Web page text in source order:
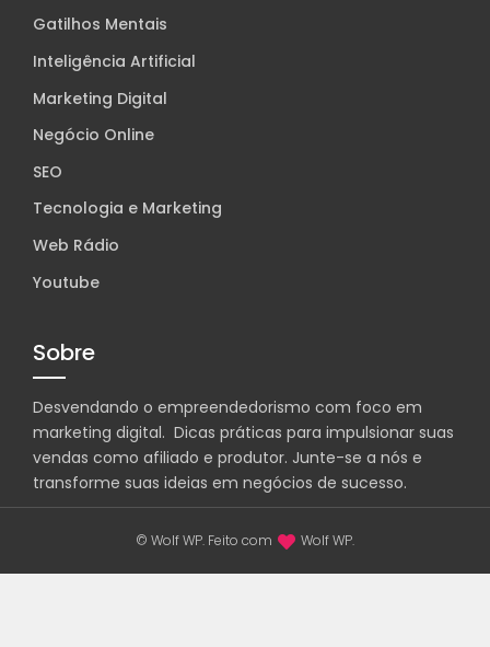
Gatilhos Mentais
Inteligência Artificial
Marketing Digital
Negócio Online
SEO
Tecnologia e Marketing
Web Rádio
Youtube
Sobre
Desvendando o empreendedorismo com foco em
marketing digital. Dicas práticas para impulsionar suas
vendas como afiliado e produtor. Junte-se a nós e
transforme suas ideias em negócios de sucesso.
© Wolf WP. Feito com Wolf WP.